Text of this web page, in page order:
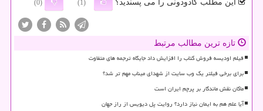
این مطلب کادودونی را می پسندید؟ (1)
(0)
تازه ترین مطالب مرتبط
فیلم اودیسه فروش کتاب را افزایش داد جایگاه ترجمه های متفاوت
برای برخی فیلتر یک وب سایت از شهدای میناب مهم تر شد؟
ماکان نقش ماندگار بر پرچم ایران است
آیا علم هم به ایمان نیاز دارد؟ روایت پل دیویس از راز جهان